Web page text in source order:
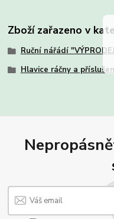
Zboží zařazeno v
Ruční nářádí
Hlavice ráčny a